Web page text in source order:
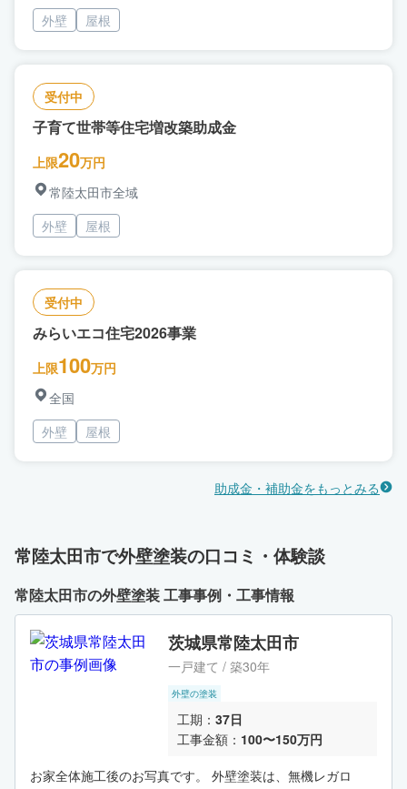
外壁
屋根
受付中
子育て世帯等住宅増改築助成金
上限20万円
常陸太田市全域
外壁
屋根
受付中
みらいエコ住宅2026事業
上限100万円
全国
外壁
屋根
助成金・補助金をもっとみる
常陸太田市で外壁塗装の口コミ・体験談
常陸太田市の外壁塗装 工事事例・工事情報
茨城県常陸太田市
一戸建て / 築30年
外壁の塗装
工期： 37日
工事金額： 100〜150万円
お家全体施工後のお写真です。 外壁塗装は、無機レガロ